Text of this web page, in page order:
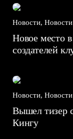
Новости,
Новое место
создателей
Новости,
Вышел тизер
Кингу